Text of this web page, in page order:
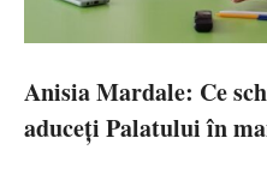
Anisia Mardale: Ce
aduceți Palatului în